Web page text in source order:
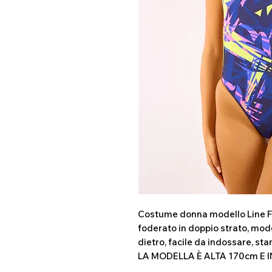
Costume donna modello Line
foderato in doppio strato,
dietro, facile da indossare,
LA MODELLA È ALTA 170cm E